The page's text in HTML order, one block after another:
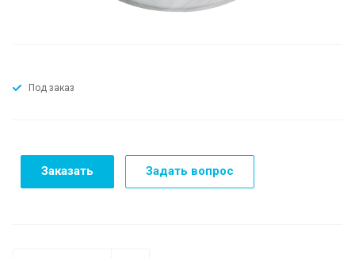
Под заказ
Заказать Задать вопрос